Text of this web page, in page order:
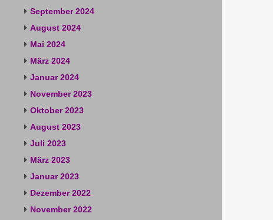
September 2024
August 2024
Mai 2024
März 2024
Januar 2024
November 2023
Oktober 2023
August 2023
Juli 2023
März 2023
Januar 2023
Dezember 2022
November 2022